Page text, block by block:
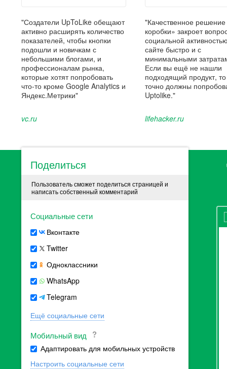
"Создатели UpToLike обещают
активно расширять количество
показателей, чтобы кнопки
подошли и новичкам с
небольшими блогами, и
профессионалам рынка,
которые хотят попробовать
что-то кроме Google Analytics и
Яндекс.Метрики"
vc.ru
"Качественное решение
коробки» закроет
социальной
сайте быстро и с
минимальными
Если вы ещё не нашли
подходящий продукт,
точно должны
Uptolike."
lifehacker.ru
Поделиться
Пользователь сможет поделиться страницей и
написать собственный комментарий
Социальные сети
Вконтакте
Twitter
Одноклассники
WhatsApp
Telegram
Ещё социальные сети
Мобильный вид
Адаптировать для мобильных устройств
Настроить социальные сети